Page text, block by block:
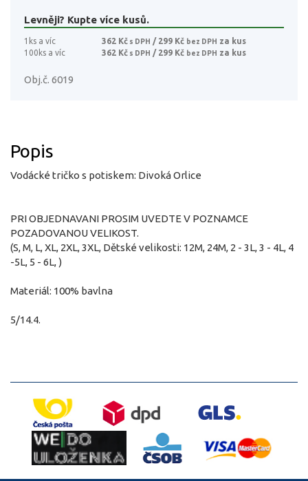
Levněji? Kupte více kusů.
1ks a víc 362 Kč s DPH / 299 Kč bez DPH za kus
100ks a víc
362 Kč s DPH / 299 Kč bez DPH za kus
Obj.č. 6019
Popis
Vodácké tričko s potiskem: Divoká Orlice
PRI OBJEDNAVANI PROSIM UVEDTE V POZNAMCE
POZADOVANOU VELIKOST.
(S, M, L, XL, 2XL, 3XL, Dětské velikosti: 12M, 24M, 2 - 3L, 3 - 4L, 4
-5L, 5 - 6L, )
Materiál: 100% bavlna
5/14.4.